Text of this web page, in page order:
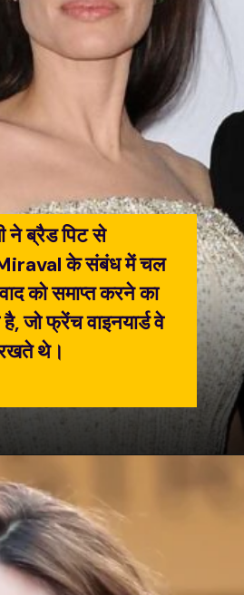
ने ब्रैड पिट से
के संबंध में चल
को समाप्त करने का
जो फ्रेंच वाइनयार्ड वे
थे।